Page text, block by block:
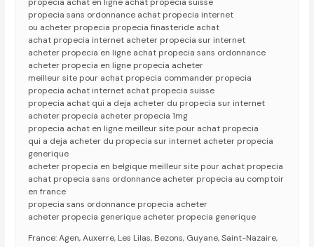
propecia sans ordonnance achat propecia internet
ou acheter propecia propecia finasteride achat
achat propecia internet acheter propecia sur internet
acheter propecia en ligne achat propecia sans ordonnance
acheter propecia en ligne propecia acheter
meilleur site pour achat propecia commander propecia
propecia achat internet achat propecia suisse
propecia achat qui a deja acheter du propecia sur internet
acheter propecia acheter propecia 1mg
propecia achat en ligne meilleur site pour achat propecia
qui a deja acheter du propecia sur internet acheter propecia
generique
acheter propecia en belgique meilleur site pour achat propecia
achat propecia sans ordonnance acheter propecia au comptoir
en france
propecia sans ordonnance propecia acheter
acheter propecia generique acheter propecia generique
France: Agen, Auxerre, Les Lilas, Bezons, Guyane, Saint-Nazaire,